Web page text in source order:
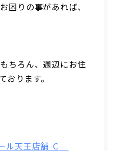
困りの事があれば、
ちろん、週辺にお住
ります。
ル天王店舗 Ｃ